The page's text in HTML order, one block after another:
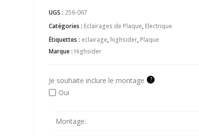
UGS : 256-067
Catégories : Eclairages de Plaque, Electrique
Étiquettes : eclairage, highsider, Plaque
Marque : Highsider
Je souhaite inclure le montage ?
Oui
Montage: